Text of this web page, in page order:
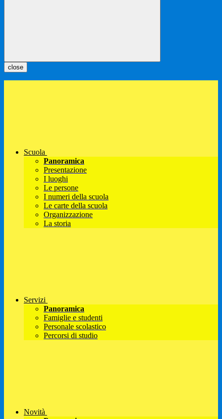
close
Scuola
Panoramica
Presentazione
I luoghi
Le persone
I numeri della scuola
Le carte della scuola
Organizzazione
La storia
Servizi
Panoramica
Famiglie e studenti
Personale scolastico
Percorsi di studio
Novità